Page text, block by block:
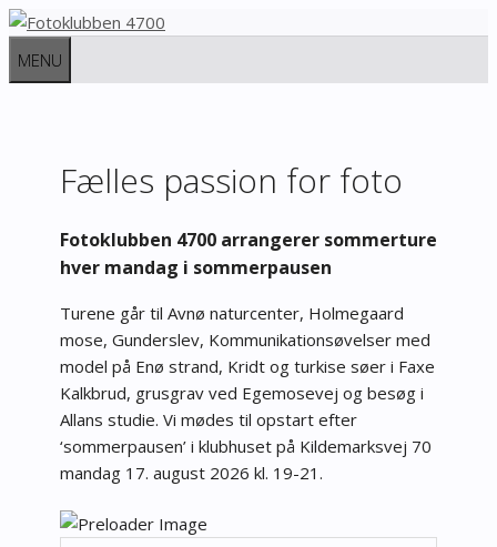
Hop
MENU
Fælles passion for foto
Fotoklubben 4700 arrangerer sommerture
hver mandag i sommerpausen
Turene går til Avnø naturcenter, Holmegaard
mose, Gunderslev, Kommunikationsøvelser med
model på Enø strand, Kridt og turkise søer i Faxe
Kalkbrud, grusgrav ved Egemosevej og besøg i
Allans studie. Vi mødes til opstart efter
‘sommerpausen’ i klubhuset på Kildemarksvej 70
mandag 17. august 2026 kl. 19-21.